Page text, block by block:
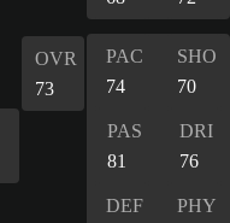
OVR
73
PAC
74
SHO
70
PAS
81
DRI
76
DEF
PHY